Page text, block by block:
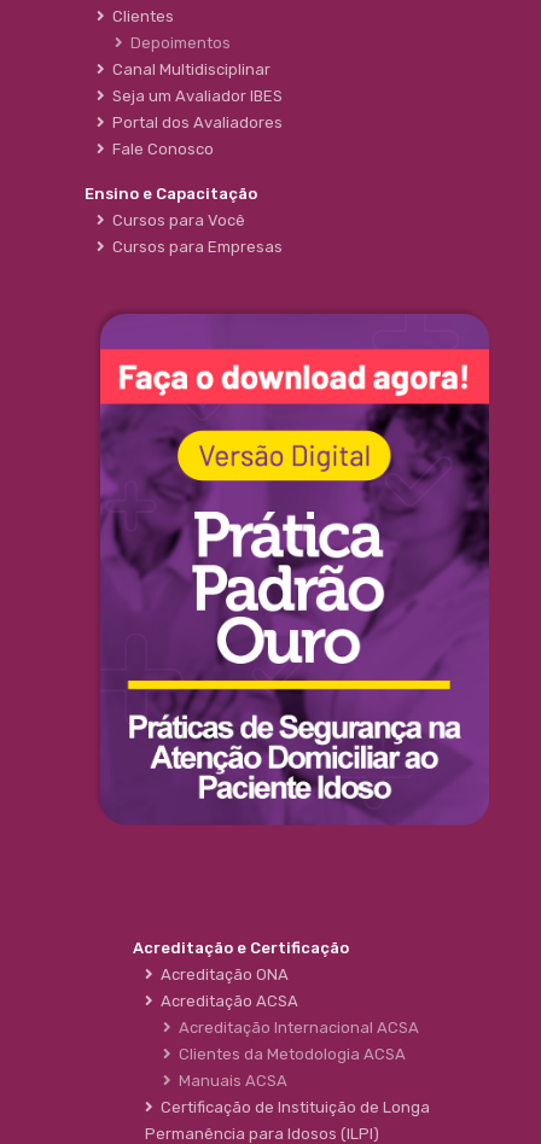
Clientes
Depoimentos
Canal Multidisciplinar
Seja um Avaliador IBES
Portal dos Avaliadores
Fale Conosco
Ensino e Capacitação
Cursos para Você
Cursos para Empresas
Acreditação e Certificação
Acreditação ONA
Acreditação ACSA
Acreditação Internacional ACSA
Clientes da Metodologia ACSA
Manuais ACSA
Certificação de Instituição de Longa
Permanência para Idosos (ILPI)